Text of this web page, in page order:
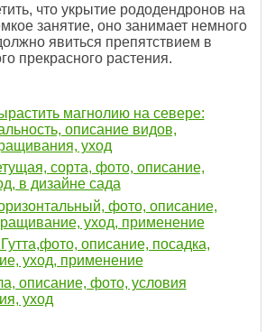
что укрытие рододендронов на
занятие, оно занимает немного
явиться препятствием в
прекрасного растения.
магнолию на севере:
описание видов,
уход
сорта, фото, описание,
в дизайне сада
фото, описание,
уход, применение
описание, посадка,
уход, применение
описание, фото, условия
уход